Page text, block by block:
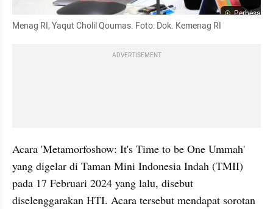
Perbesar
Menag RI, Yaqut Cholil Qoumas. Foto: Dok. Kemenag RI
ADVERTISEMENT
Acara 'Metamorfoshow: It's Time to be One Ummah'
yang digelar di Taman Mini Indonesia Indah (TMII)
pada 17 Februari 2024 yang lalu, disebut
diselenggarakan HTI. Acara tersebut mendapat sorotan